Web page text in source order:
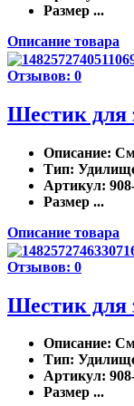
Размер ...
Описание товара
Отзывов: 0
Шестик для
Описание:
Тип:
Артикул:
Размер ...
Описание товара
Отзывов: 0
Шестик для
Описание:
Тип:
Артикул:
Размер ...